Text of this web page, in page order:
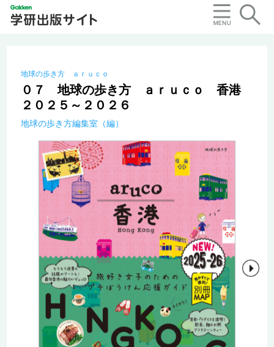
地球の歩き方 ａｒｕｃｏ
０７ 地球の歩き方 ａｒｕｃｏ 香港
２０２５～２０２６
地球の歩き方編集室（編）